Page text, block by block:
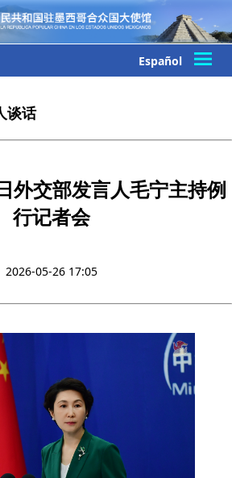
Español
谈话
外交部发言人毛宁主持例
行记者会
2026-05-26 17:05